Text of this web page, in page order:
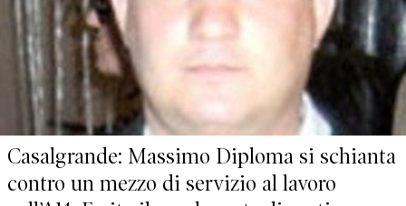
Casalgrande: Massimo Diploma si schianta
contro un mezzo di servizio al lavoro